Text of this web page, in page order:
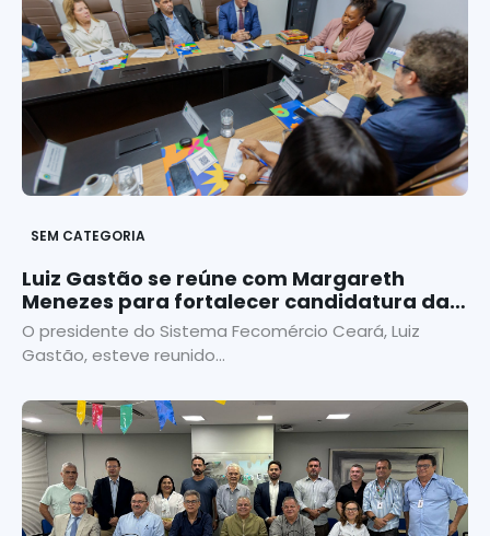
SEM CATEGORIA
Luiz Gastão se reúne com Margareth
Menezes para fortalecer candidatura da
Chapada do Araripe
O presidente do Sistema Fecomércio Ceará, Luiz
Gastão, esteve reunido...